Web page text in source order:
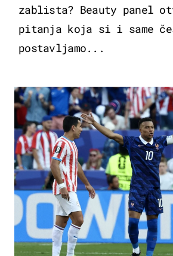
zablista? Beauty panel
pitanja koja si i same
postavljamo...
SVJETSKO PRVENSTVO 2026